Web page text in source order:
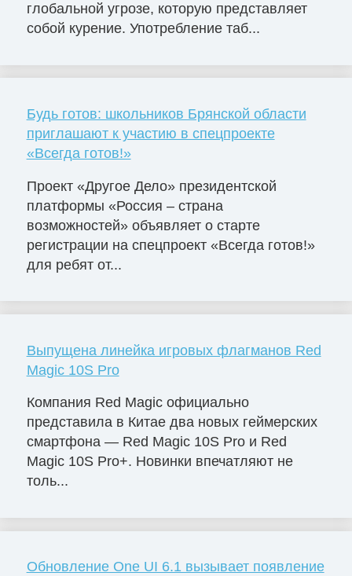
глобальной угрозе, которую представляет
собой курение. Употребление таб...
Будь готов: школьников Брянской области
приглашают к участию в спецпроекте
«Всегда готов!»
Проект «Другое Дело» президентской
платформы «Россия – страна
возможностей» объявляет о старте
регистрации на спецпроект «Всегда готов!»
для ребят от...
Выпущена линейка игровых флагманов Red
Magic 10S Pro
Компания Red Magic официально
представила в Китае два новых геймерских
смартфона — Red Magic 10S Pro и Red
Magic 10S Pro+. Новинки впечатляют не
толь...
Обновление One UI 6.1 вызывает появление